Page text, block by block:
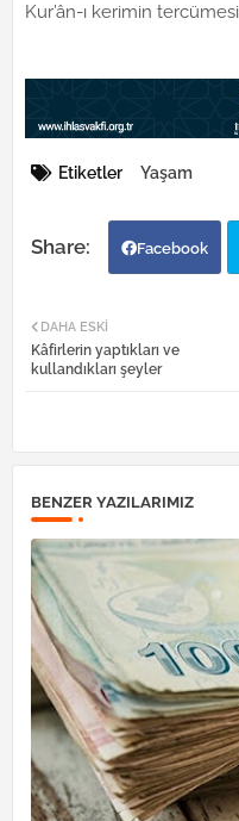
Kur’ân-ı kerimin
Etiketler Yaşam
Facebook
DAHA ESKI
Kâfirlerin yaptıkları ve
kullandıkları şeyler
BENZER YAZILARIMIZ